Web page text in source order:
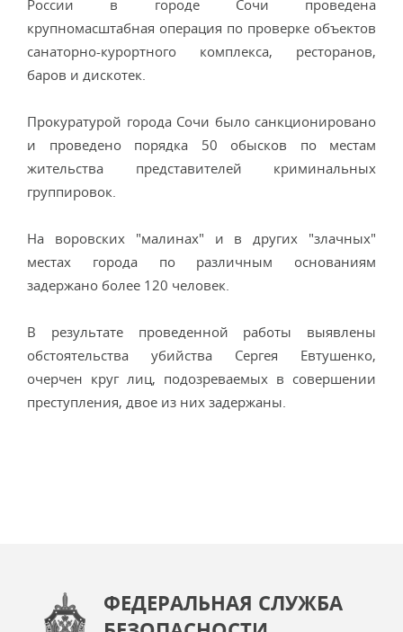
России в городе Сочи проведена
крупномасштабная операция по проверке объектов
санаторно-курортного комплекса, ресторанов,
баров и дискотек.
Прокуратурой города Сочи было санкционировано
и проведено порядка 50 обысков по местам
жительства представителей криминальных
группировок.
На воровских "малинах" и в других "злачных"
местах города по различным основаниям
задержано более 120 человек.
В результате проведенной работы выявлены
обстоятельства убийства Сергея Евтушенко,
очерчен круг лиц, подозреваемых в совершении
преступления, двое из них задержаны.
ФЕДЕРАЛЬНАЯ СЛУЖБА